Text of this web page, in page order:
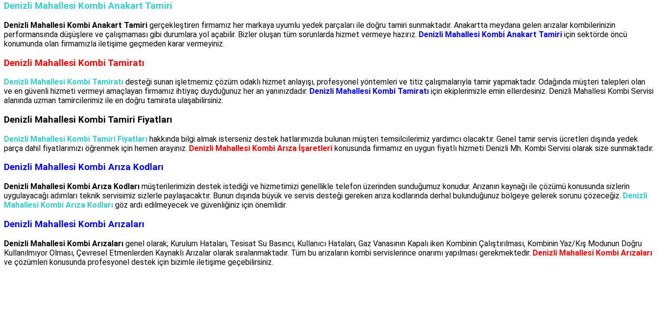
Denizli Mahallesi Kombi Anakart Tamiri
Denizli Mahallesi Kombi Anakart Tamiri gerçekleştiren firmamız her markaya uyumlu yedek parçaları ile doğru tamiri sunmaktadır. Anakartta meydana gelen arızalar kombilerinizin
performansında düşüşlere ve çalışmaması gibi durumlara yol açabilir. Bizler oluşan tüm sorunlarda hizmet vermeye hazırız. Denizli Mahallesi Kombi Anakart Tamiri için sektörde öncü
konumunda olan firmamızla iletişime geçmeden karar vermeyiniz.
Denizli Mahallesi Kombi Tamiratı
Denizli Mahallesi Kombi Tamiratı desteği sunan işletmemiz çözüm odaklı hizmet anlayışı, profesyonel yöntemleri ve titiz çalışmalarıyla tamir yapmaktadır. Odağında müşteri talepleri olan
ve en güvenli hizmeti vermeyi amaçlayan firmamız ihtiyaç duyduğunuz her an yanınızdadır. Denizli Mahallesi Kombi Tamiratı için ekiplerimizle emin ellerdesiniz. Denizli Mahallesi Kombi Servisi
alanında uzman tamircilerimiz ile en doğru tamirata ulaşabilirsiniz.
Denizli Mahallesi Kombi Tamiri Fiyatları
Denizli Mahallesi Kombi Tamiri Fiyatları hakkında bilgi almak isterseniz destek hatlarımızda bulunan müşteri temsilcilerimiz yardımcı olacaktır. Genel tamir servis ücretleri dışında yedek
parça dahil fiyatlarımızı öğrenmek için hemen arayınız. Denizli Mahallesi Kombi Arıza İşaretleri konusunda firmamız en uygun fiyatlı hizmeti Denizli Mh. Kombi Servisi olarak size sunmaktadır.
Denizli Mahallesi Kombi Arıza Kodları
Denizli Mahallesi Kombi Arıza Kodları müşterilerimizin destek istediği ve hizmetimizi genellikle telefon üzerinden sunduğumuz konudur. Arızanın kaynağı ile çözümü konusunda sizlerin
uygulayacağı adımları teknik servisimiz sizlerle paylaşacaktır. Bunun dışında büyük ve servis desteği gereken arıza kodlarında derhal bulunduğunuz bölgeye gelerek sorunu çözeceğiz. Denizli
Mahallesi Kombi Arıza Kodları göz ardı edilmeyecek ve güvenliğiniz için önemlidir.
Denizli Mahallesi Kombi Arızaları
Denizli Mahallesi Kombi Arızaları genel olarak; Kurulum Hataları, Tesisat Su Basıncı, Kullanıcı Hataları, Gaz Vanasının Kapalı iken Kombinin Çalıştırılması, Kombinin Yaz/Kış Modunun Doğru
Kullanılmıyor Olması, Çevresel Etmenlerden Kaynaklı Arızalar olarak sıralanmaktadır. Tüm bu arızaların kombi servislerince onarımı yapılması gerekmektedir. Denizli Mahallesi Kombi Arızaları
ve çözümleri konusunda profesyonel destek için bizimle iletişime geçebilirsiniz.